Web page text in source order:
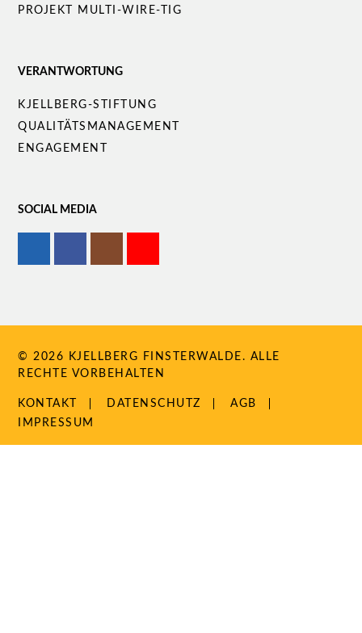
überspringen
PROJEKT MULTI-WIRE-TIG
VERANTWORTUNG
Navigation
überspringen
KJELLBERG-STIFTUNG
QUALITÄTS­MANAGEMENT
ENGAGEMENT
SOCIAL MEDIA
© 2026 KJELLBERG FINSTERWALDE. ALLE
RECHTE VORBEHALTEN
NAVIGATION
ÜBERSPRINGEN
KONTAKT DATENSCHUTZ
AGB
IMPRESSUM